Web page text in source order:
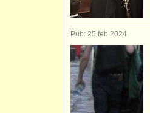
Pub: 25 feb 2024